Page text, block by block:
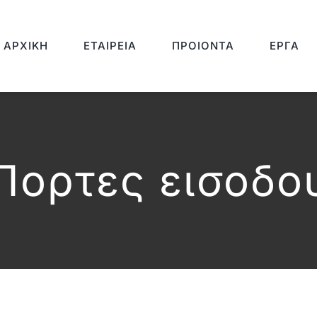
ΑΡΧΙΚΉ ΕΤΑΙΡΕΊΑ ΠΡΟΙΌΝΤΑ ΈΡΓΑ